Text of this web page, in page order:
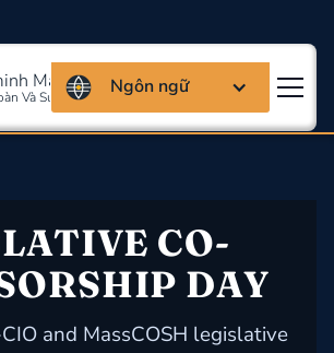
Massachusettes
Và Sức Khỏe Lao Động
Ngôn ngữ
CO-
DAY
and MassCOSH legislative